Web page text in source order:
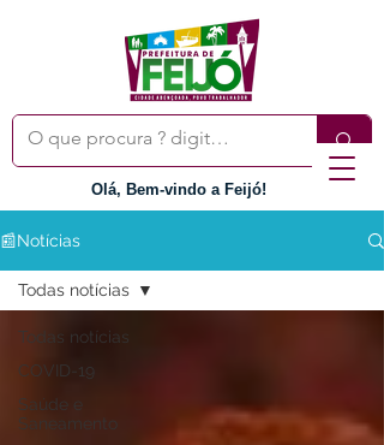
Olá, Bem-vindo a Feijó!
📰Notícias
Todas notícias
COVID-19
Saúde e
Saneamento
Todas notícias